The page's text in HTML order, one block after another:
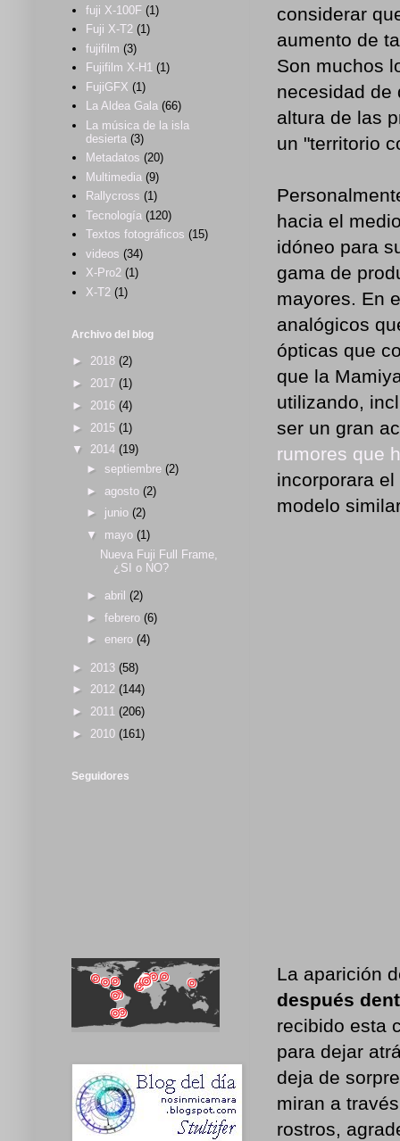
considerar
aumento de
Son muchos
necesidad de
altura de las
un "territorio
hacia el
idóneo para
gama de
mayores. En
analógicos
ópticas que
que la
utilizando,
ser un gran
rumores que
incorporara
modelo
La aparición
después
recibido esta
para dejar
deja de
miran a
rostros,
fuji X-100F (1)
Fuji X-T2 (1)
fujifilm (3)
Fujifilm X-H1 (1)
FujiGFX (1)
La Aldea Gala (66)
La música de la isla
desierta (3)
Metadatos (20)
Multimedia (9)
Rallycross (1)
Tecnología (120)
Textos fotográficos (15)
videos (34)
X-Pro2 (1)
X-T2 (1)
Archivo del blog
► 2018 (2)
► 2017 (1)
► 2016 (4)
► 2015 (1)
▼ 2014 (19)
► septiembre (2)
► agosto (2)
► junio (2)
▼ mayo (1)
Nueva Fuji Full Frame,
¿SI o NO?
► abril (2)
► febrero (6)
► enero (4)
► 2013 (58)
► 2012 (144)
► 2011 (206)
► 2010 (161)
Seguidores